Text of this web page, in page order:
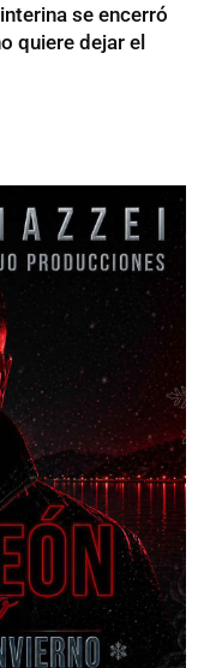
se encerró
quiere dejar el